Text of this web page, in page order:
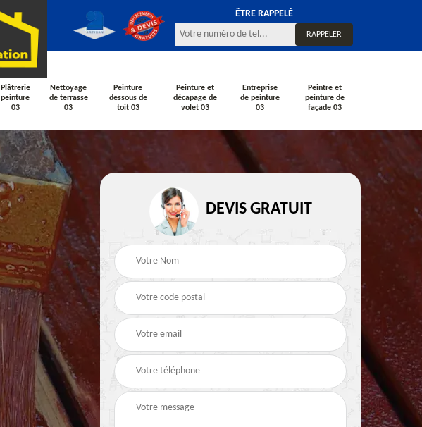
ÊTRE RAPPELÉ
Plâtrerie
peinture
03
Nettoyage
de terrasse
03
Peinture
dessous de
toit 03
Peinture et
décapage de
volet 03
Entreprise
de peinture
03
Peintre et
peinture de
façade 03
Nettoyage et
ravalement de façade
03
Rénovation de façade
03
Peintre en bâtiment
DEVIS GRATUIT